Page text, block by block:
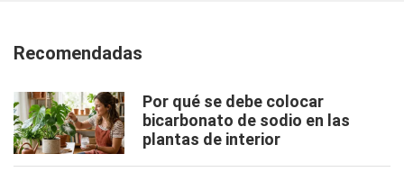
Recomendadas
Por qué se debe colocar
bicarbonato de sodio en las
plantas de interior